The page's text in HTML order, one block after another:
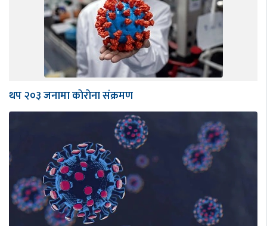
थप २०३ जनामा काेराेना संक्रमण